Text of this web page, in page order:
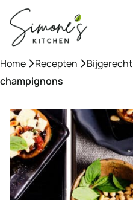
naar
inhoud
Home »Recepten »Bijgerecht
champignons